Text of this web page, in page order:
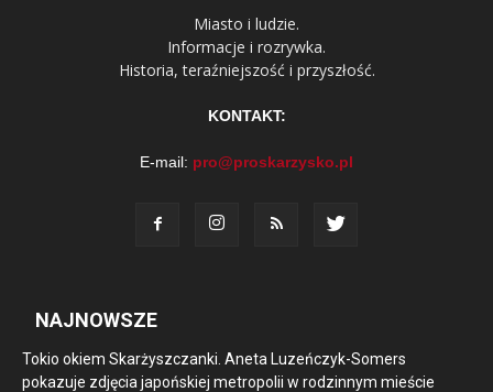
Miasto i ludzie.
Informacje i rozrywka.
Historia, teraźniejszość i przyszłość.
KONTAKT:
E-mail: pro@proskarzysko.pl
NAJNOWSZE
Tokio okiem Skarżyszczanki. Aneta Luzeńczyk-Somers
pokazuje zdjęcia japońskiej metropolii w rodzinnym mieście